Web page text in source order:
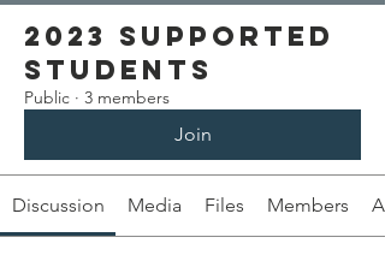
2023 Supported
Students
Public · 3 members
Join
Discussion Media Files Members